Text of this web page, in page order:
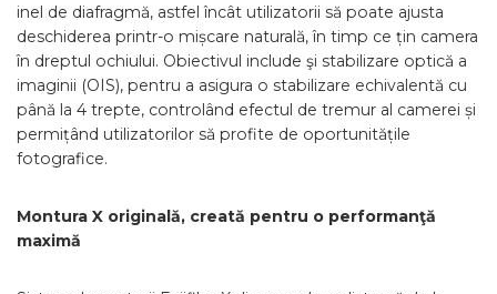
inel de diafragmă, astfel încât utilizatorii să poate ajusta
deschiderea printr-o mișcare naturală, în timp ce țin camera
în dreptul ochiului. Obiectivul include şi stabilizare optică a
imaginii (OIS), pentru a asigura o stabilizare echivalentă cu
până la 4 trepte, controlând efectul de tremur al camerei și
permițând utilizatorilor să profite de oportunitățile
fotografice.
Montura X originală, creată pentru o performanţă
maximă